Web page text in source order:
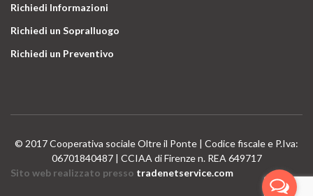
Richiedi Informazioni
Richiedi un Sopralluogo
Richiedi un Preventivo
© 2017 Cooperativa sociale Oltre il Ponte | Codice fiscale e P.Iva:
06701840487 | CCIAA di Firenze n. REA 649717
Sito web realizzato presso tradenetservice.com